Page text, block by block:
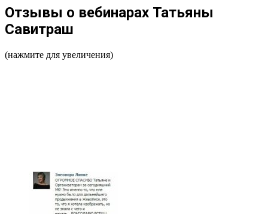
Отзывы о вебинарах Татьяны
Савитраш
(нажмите для увеличения)